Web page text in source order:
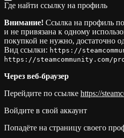
Где найти ссылку на профиль
Внимание! Ссылка на профиль
и не привязана к одному
покупкой не нужно, достаточно
Вид ссылки: https://
https://steamcommunity.com/
Через веб-браузер
Перейдите по ссылке https://
Войдите в свой аккаунт
Попадёте на страницу своего